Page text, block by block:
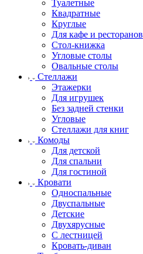
Туалетные
Квадратные
Круглые
Для кафе и ресторанов
Стол-книжка
Угловые столы
Овальные столы
Стеллажи
Этажерки
Для игрушек
Без задней стенки
Угловые
Стеллажи для книг
Комоды
Для детской
Для спальни
Для гостиной
Кровати
Односпальные
Двуспальные
Детские
Двухярусные
С лестницей
Кровать-диван